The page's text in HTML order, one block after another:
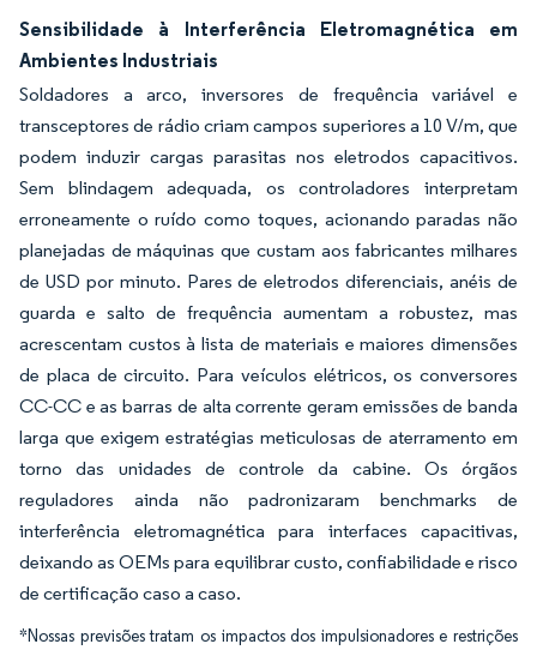
Sensibilidade à Interferência Eletromagnética em
Ambientes Industriais
Soldadores a arco, inversores de frequência variável e
transceptores de rádio criam campos superiores a 10 V/m, que
podem induzir cargas parasitas nos eletrodos capacitivos.
Sem blindagem adequada, os controladores interpretam
erroneamente o ruído como toques, acionando paradas não
planejadas de máquinas que custam aos fabricantes milhares
de USD por minuto. Pares de eletrodos diferenciais, anéis de
guarda e salto de frequência aumentam a robustez, mas
acrescentam custos à lista de materiais e maiores dimensões
de placa de circuito. Para veículos elétricos, os conversores
CC-CC e as barras de alta corrente geram emissões de banda
larga que exigem estratégias meticulosas de aterramento em
torno das unidades de controle da cabine. Os órgãos
reguladores ainda não padronizaram benchmarks de
interferência eletromagnética para interfaces capacitivas,
deixando as OEMs para equilibrar custo, confiabilidade e risco
de certificação caso a caso.
*Nossas previsões tratam os impactos dos impulsionadores e restrições